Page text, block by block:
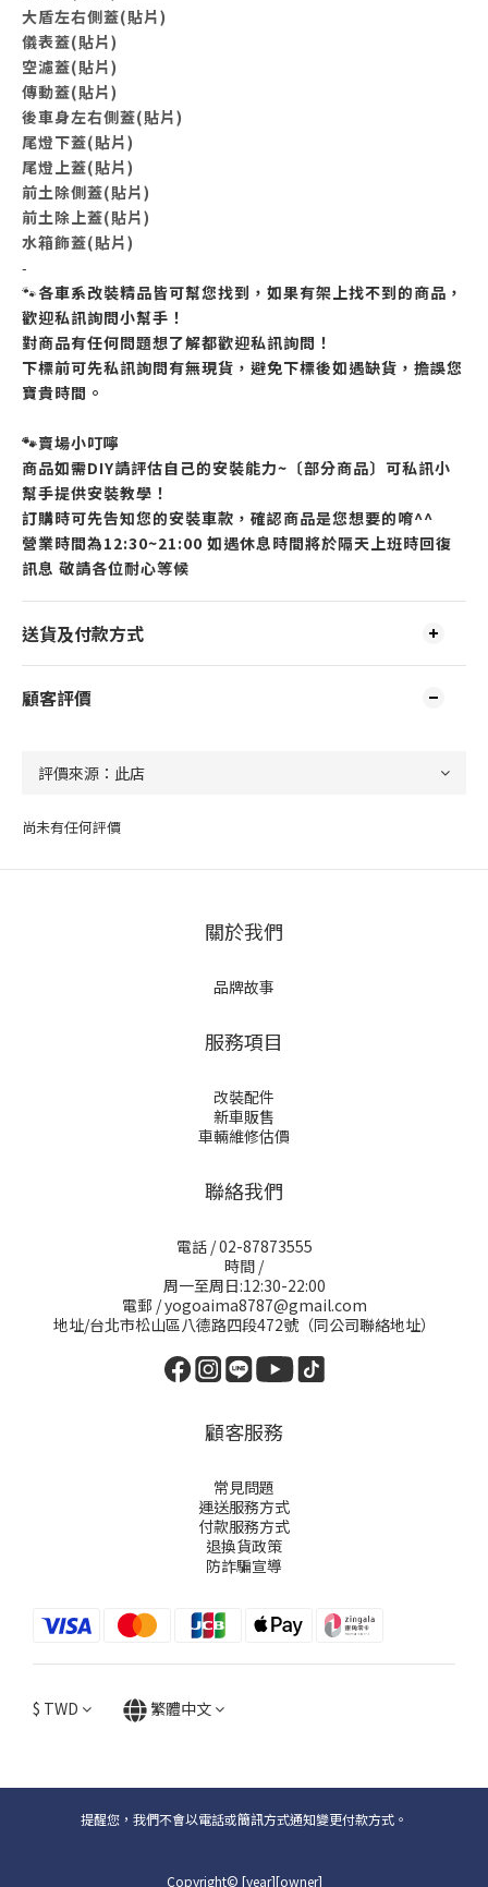
大盾左右側蓋(貼片)
儀表蓋(貼片)
空濾蓋(貼片)
傳動蓋(貼片)
後車身左右側蓋(貼片)
尾燈下蓋(貼片)
尾燈上蓋(貼片)
前土除側蓋(貼片)
前土除上蓋(貼片)
水箱飾蓋(貼片)
-
🐾各車系改裝精品皆可幫您找到，如果有架上找不到的商品，
歡迎私訊詢問小幫手！
對商品有任何問題想了解都歡迎私訊詢問！
下標前可先私訊詢問有無現貨，避免下標後如遇缺貨，擔誤您
寶貴時間。
🐾賣場小叮嚀
商品如需DIY請評估自己的安裝能力~〔部分商品〕可私訊小
幫手提供安裝教學！
訂購時可先告知您的安裝車款，確認商品是您想要的唷^^
營業時間為12:30~21:00 如遇休息時間將於隔天上班時回復
訊息 敬請各位耐心等候
送貨及付款方式
顧客評價
尚未有任何評價
關於我們
品牌故事
服務項目
改裝配件
新車販售
車輛維修估價
聯絡我們
電話 / 02-87873555
時間 /
周一至周日:12:30-22:00
電郵 / yogoaima8787@gmail.com
地址/台北市松山區八德路四段472號（同公司聯絡地址）
顧客服務
常見問題
運送服務方式
付款服務方式
退換貨政策
防詐騙宣導
$ TWD 繁體中文
提醒您，我們不會以電話或簡訊方式通知變更付款方式。
Copyright© [year][owner]